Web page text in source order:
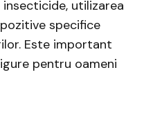
utilizarea
specifice
Este important
pentru oameni